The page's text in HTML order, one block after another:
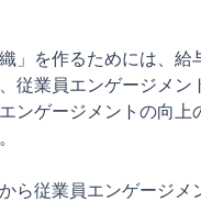
」を作るためには、給
従業員エンゲージメン
ンゲージメントの向上
ら従業員エンゲージメ